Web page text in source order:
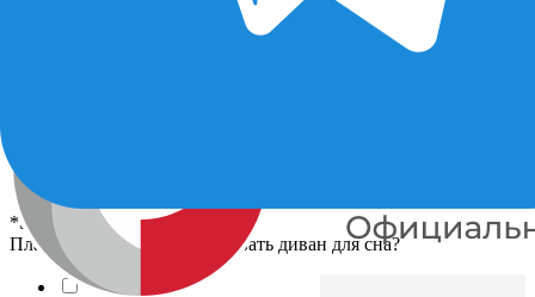
*Select one or more options
Планируете ли вы использовать диван для сна?